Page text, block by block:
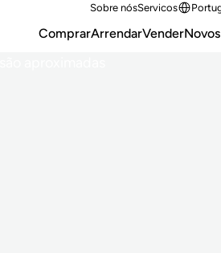
Sobre nósServicos
ComprarArrendarVender